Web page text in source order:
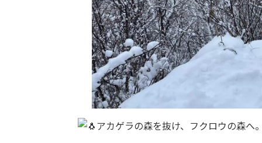
アカゲラの森を抜け、フクロウの森へ